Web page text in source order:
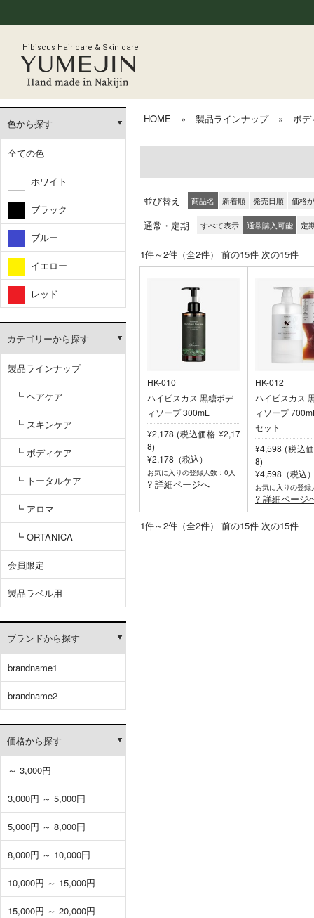
Hibiscus Hair care & Skin care
色から探す
全ての色
ホワイト
ブラック
ブルー
イエロー
レッド
カテゴリーから探す
製品ラインナップ
┗ ヘアケア
┗ スキンケア
┗ ボディケア
┗ トータルケア
┗ アロマ
┗ ORTANICA
会員限定
製品ラベル用
ブランドから探す
brandname1
brandname2
価格から探す
～ 3,000円
3,000円 ～ 5,000円
5,000円 ～ 8,000円
8,000円 ～ 10,000円
10,000円 ～ 15,000円
15,000円 ～ 20,000円
HOME » 製品ラインナップ » ボデ
並び替え 商品名 新着順 発売日順 価格
通常・定期 すべて表示 通常購入可能 定
1件～2件（全2件） 前の15件
HK-010
ハイビスカス 黒糖ボデ
ィソープ 300mL
¥2,178 (税込価格 ¥2,17
8)
¥2,178（税込）
お気に入りの登録人数：0人
? 詳細ページへ
HK-012
ハイビスカス
ィソープ
セット
¥4,598 (税込
8)
¥4,598（税込
お気に入りの登録
? 詳細ページ
1件～2件（全2件） 前の15件